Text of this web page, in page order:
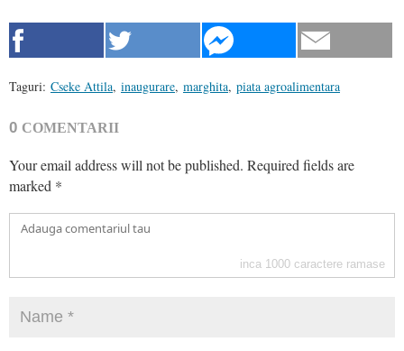
Taguri: Cseke Attila, inaugurare, marghita, piata agroalimentara
0 COMENTARII
Your email address will not be published. Required fields are
marked *
inca 1000 caractere ramase